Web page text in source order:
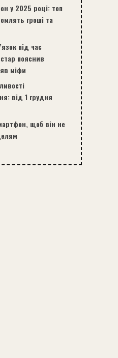
у 2025 році: топ
гроші та
під час
пояснив
міфи
від 1 грудня
щоб він не